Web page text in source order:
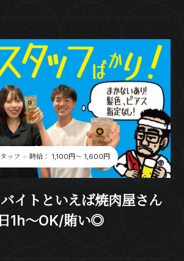
ッフ 時給： 1,100円〜 1,600円
バイトといえば焼肉屋さん
1h～OK/賄い◎